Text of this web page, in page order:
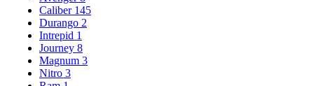
Caliber 145
Durango 2
Intrepid 1
Journey 8
Magnum 3
Nitro 3